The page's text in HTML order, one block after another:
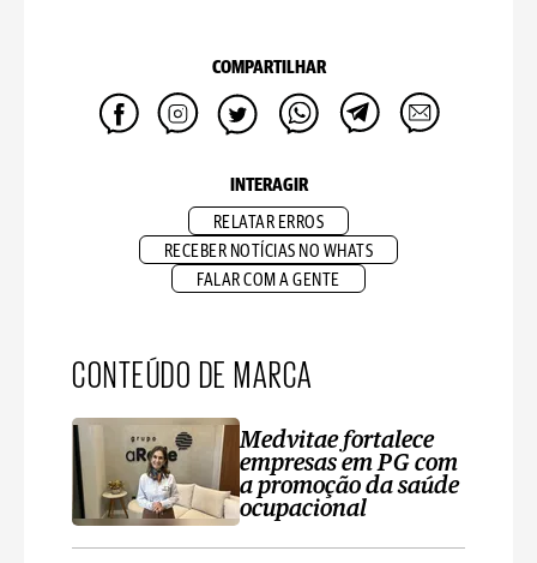
COMPARTILHAR
INTERAGIR
RELATAR ERROS
RECEBER NOTÍCIAS NO WHATS
FALAR COM A GENTE
CONTEÚDO DE MARCA
Medvitae fortalece
empresas em PG com
a promoção da saúde
ocupacional